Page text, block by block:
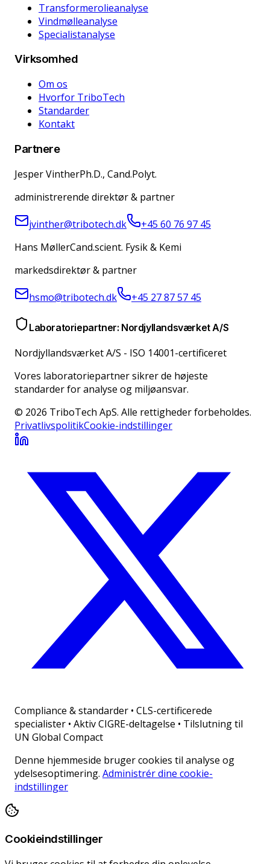
Transformerolieanalyse
Vindmølleanalyse
Specialistanalyse
Virksomhed
Om os
Hvorfor TriboTech
Standarder
Kontakt
Partnere
Jesper VintherPh.D., Cand.Polyt.
administrerende direktør & partner
jvinther@tribotech.dk
+45 60 76 97 45
Hans MøllerCand.scient. Fysik & Kemi
markedsdirektør & partner
hsmo@tribotech.dk +45 27 87 57 45
Laboratoriepartner: Nordjyllandsværket A/S
Nordjyllandsværket A/S - ISO 14001-certificeret
Vores laboratoriepartner sikrer de højeste
standarder for analyse og miljøansvar.
© 2026 TriboTech ApS. Alle rettigheder forbeholdes.
PrivatlivspolitikCookie-indstillinger
Compliance & standarder • CLS-certificerede
specialister • Aktiv CIGRE-deltagelse • Tilslutning til
UN Global Compact
Denne hjemmeside bruger cookies til analyse og
ydelsesoptimering. Administrér dine cookie-
indstillinger
Cookieindstillinger